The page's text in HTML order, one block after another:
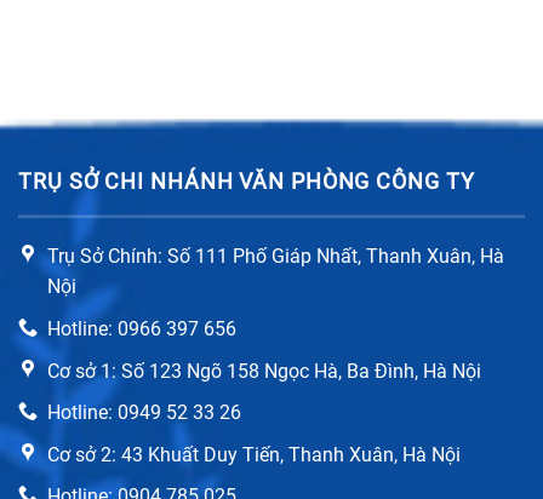
TRỤ SỞ CHI NHÁNH VĂN PHÒNG CÔNG TY
Trụ Sở Chính: Số 111 Phố Giáp Nhất, Thanh Xuân, Hà
Nội
Hotline: 0966 397 656
Cơ sở 1: Số 123 Ngõ 158 Ngọc Hà, Ba Đình, Hà Nội
Hotline: 0949 52 33 26
Cơ sở 2: 43 Khuất Duy Tiến, Thanh Xuân, Hà Nội